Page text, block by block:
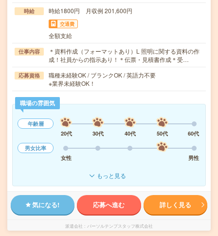
時給 時給1800円 月収例 201,600円
交通費
全額支給
仕事内容
＊資料作成（フォーマットあり）L 照明に関する資料の作
成！社員からの指示あり！＊伝票・見積書作成＊受…
応募資格
職種未経験OK / ブランクOK / 英語力不要
※業界未経験OK！
職場の雰囲気
年齢層
20代
30代 40代 50代
60代
男女比率
女性
男性
もっと見る
気になる! 応募へ進む 詳しく見る
派遣会社 パーソルテンプスタッフ株式会社